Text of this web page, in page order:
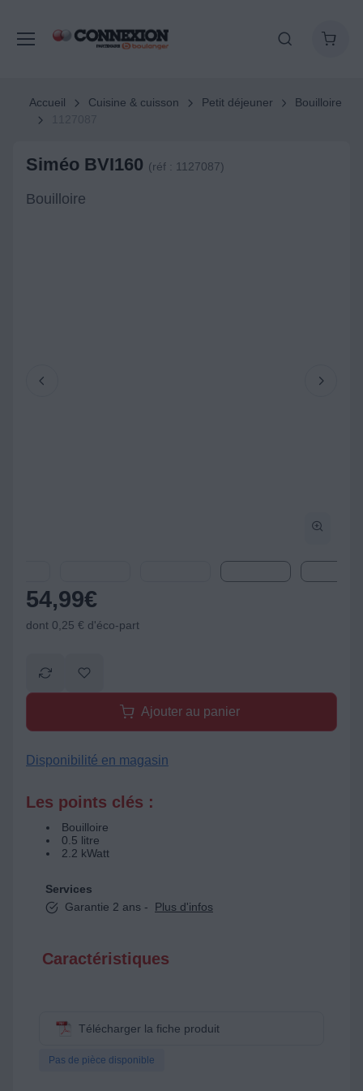
Accueil Cuisine & cuisson Petit déjeuner
Bouilloire
Siméo BVI160 (réf : 1127087)
Bouilloire
54,99€
dont 0,25 € d'éco-part
Ajouter au panier
Disponibilité en magasin
Les points clés :
Bouilloire
0.5 litre
2.2 kWatt
Services
Garantie 2 ans -
Plus d'infos
Caractéristiques
Télécharger la fiche produit
Pas de pièce disponible